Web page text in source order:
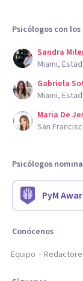
Psicólogos con
Sandra
Miami,
Gabriela
Miami,
Maria De
San
Psicólogos
PyM
Conócenos
Equipo